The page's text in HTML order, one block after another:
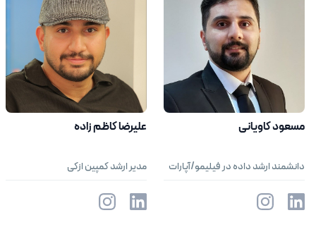
مسعود کاویانی
دانشمند ارشد داده در فیلیمو/آپارات
علیرضا کاظم زاده
مدیر ارشد کمپین ازکی